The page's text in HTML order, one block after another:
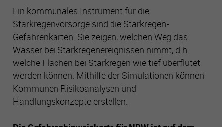
Ein kommunales Instrument für die
Starkregenvorsorge sind die Starkregen-
Gefahrenkarten. Sie zeigen, welchen Weg das
Wasser bei Starkregenereignissen nimmt, d.h.
welche Flächen bei Starkregen wie tief überflutet
werden können. Mithilfe der Simulationen können
Kommunen Risikoanalysen und
Handlungskonzepte erstellen.